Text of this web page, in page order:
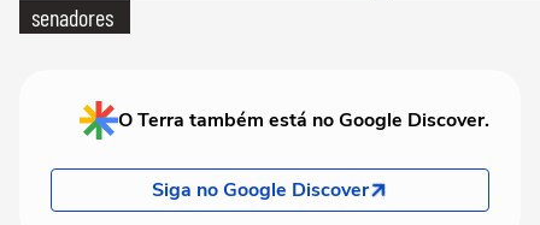
senadores
O Terra também está no Google Discover.
Siga no Google Discover